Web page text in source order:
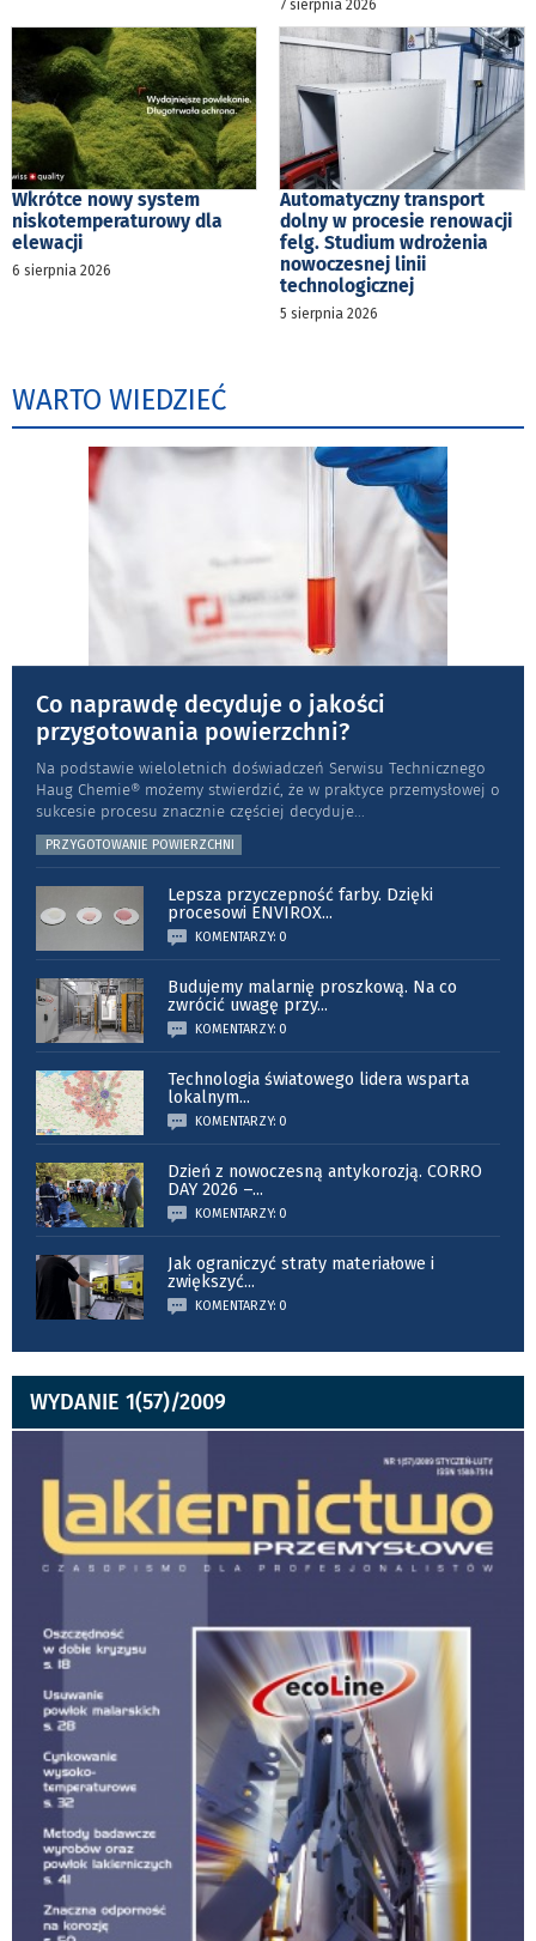
7 sierpnia 2026
Wkrótce nowy system
niskotemperaturowy dla
elewacji
6 sierpnia 2026
Automatyczny transport
dolny w procesie renowacji
felg. Studium wdrożenia
nowoczesnej linii
technologicznej
5 sierpnia 2026
WARTO WIEDZIEĆ
Co naprawdę decyduje o jakości
przygotowania powierzchni?
Na podstawie wieloletnich doświadczeń Serwisu Technicznego
Haug Chemie® możemy stwierdzić, że w praktyce przemysłowej o
sukcesie procesu znacznie częściej decyduje
PRZYGOTOWANIE POWIERZCHNI
Lepsza przyczepność farby. Dzięki
procesowi ENVIROX...
KOMENTARZY: 0
Budujemy malarnię proszkową. Na co
zwrócić uwagę przy...
KOMENTARZY: 0
Technologia światowego lidera wsparta
lokalnym...
KOMENTARZY: 0
Dzień z nowoczesną antykorozją. CORRO
DAY 2026 –...
KOMENTARZY: 0
Jak ograniczyć straty materiałowe i
zwiększyć...
KOMENTARZY: 0
WYDANIE 1(57)/2009